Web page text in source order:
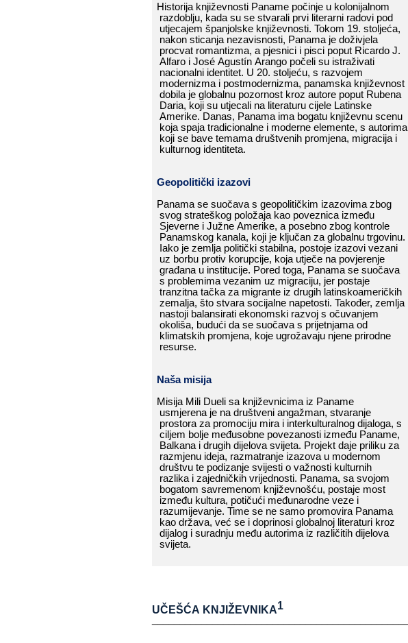
Historija​​ književnosti​​ Paname​​ počinje​​ u​​ kolonijalnom​​
razdoblju,​​ kada​​ su​​ se​​ stvarali​​ prvi​​ literarni​​ radovi​​ pod​​
utjecajem​​ španjolske​​ književnosti.​​ Tokom​​ 19.​​ stoljeća,​​
nakon​​ sticanja​​ nezavisnosti,​​ Panama​​ je​​ doživjela​​
procvat​​ romantizma,​​ a​​ pjesnici​​ i​​ pisci​​ poput​​ Ricardo​​ J.​​
Alfaro​​ i​​ José​​ Agustín​​ Arango​​ počeli​​ su​​ istraživati​​
nacionalni​​ identitet.​​ U​​ 20.​​ stoljeću,​​ s​​ razvojem​​
modernizma​​ i​​ postmodernizma,​​ panamska​​ književnost​​
dobila​​ je​​ globalnu​​ pozornost​​ kroz​​ autore​​ poput​​ Rubena​​
Daria,​​ koji​​ su​​ utjecali​​ na​​ literaturu​​ cijele​​ Latinske​​
Amerike.​​ Danas,​​ Panama​​ ima​​ bogatu​​ književnu​​ scenu​​
koja​​ spaja​​ tradicionalne​​ i​​ moderne​​ elemente,​​ s​​ autorima​​
koji​​ se​​ bave​​ temama​​ društvenih​​ promjena,​​ migracija​​ i​​
kulturnog​​ identiteta.
Geopolitički​​ izazovi
Panama​​ se​​ suočava​​ s​​ geopolitičkim​​ izazovima​​ zbog​​
svog​​ strateškog​​ položaja​​ kao​​ poveznica​​ između​​
Sjeverne​​ i​​ Južne​​ Amerike,​​ a​​ posebno​​ zbog​​ kontrole​​
Panamskog​​ kanala,​​ koji​​ je​​ ključan​​ za​​ globalnu​​ trgovinu.​​
Iako​​ je​​ zemlja​​ politički​​ stabilna,​​ postoje​​ izazovi​​ vezani​​
uz​​ borbu​​ protiv​​ korupcije,​​ koja​​ utječe​​ na​​ povjerenje​​
građana​​ u​​ institucije.​​ Pored​​ toga,​​ Panama​​ se​​ suočava​​
s​​ problemima​​ vezanim​​ uz​​ migraciju,​​ jer​​ postaje​​
tranzitna​​ tačka​​ za​​ migrante​​ iz​​ drugih​​ latinskoameričkih​​
zemalja,​​ što​​ stvara​​ socijalne​​ napetosti.​​ Također,​​ zemlja​​
nastoji​​ balansirati​​ ekonomski​​ razvoj​​ s​​ očuvanjem​​
okoliša,​​ budući​​ da​​ se​​ suočava​​ s​​ prijetnjama​​ od​​
klimatskih​​ promjena,​​ koje​​ ugrožavaju​​ njene​​ prirodne​​
resurse.
Naša​​ misija
Misija​​ Mili​​ Dueli​​ sa​​ književnicima​​ iz​​ Paname​​
usmjerena​​ je​​ na​​ društveni​​ angažman,​​ stvaranje​​
prostora​​ za​​ promociju​​ mira​​ i​​ interkulturalnog​​ dijaloga,​​ s​​
ciljem​​ bolje​​ međusobne​​ povezanosti​​ između​​ Paname,​​
Balkana​​ i​​ drugih​​ dijelova​​ svijeta. ​​ Projekt​​ daje​​ priliku​​ za​​
razmjenu​​ ideja,​​ razmatranje​​ izazova​​ u​​ modernom​​
društvu​​ te​​ podizanje​​ svijesti​​ o​​ važnosti​​ kulturnih​​
razlika​​ i​​ zajedničkih​​ vrijednosti.​​ Panama,​​ sa​​ svojom​​
bogatom​​ savremenom​​ književnošću,​​ postaje​​ most​​
između​​ kultura,​​ potičući​​ međunarodne​​ veze​​ i​​
razumijevanje.​​ Time​​ se​​ ne​​ samo​​ promovira​​ Panama​​
kao​​ država,​​ već​​ se​​ i​​ doprinosi​​ globalnoj​​ literaturi​​ kroz​​
dijalog​​ i​​ suradnju​​ među​​ autorima​​ iz​​ različitih​​ dijelova​​
svijeta.
UČEŠĆA​​ KNJIŽEVNIKA1